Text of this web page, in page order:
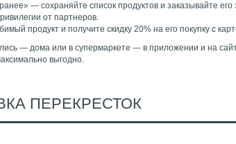
— сохраняйте список продуктов и заказывайте его
от партнеров.
продукт и получите скидку 20% на его покупку с
— дома или в супермаркете — в приложении и на
выгодно.
ПЕРЕКРЕСТОК